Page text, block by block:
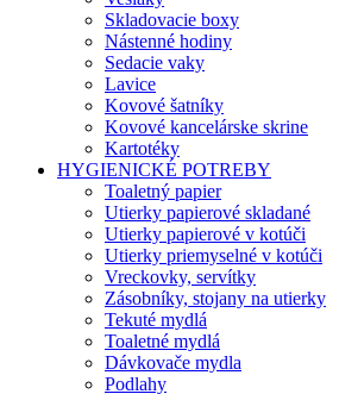
Skladovacie boxy
Nástenné hodiny
Sedacie vaky
Lavice
Kovové šatníky
Kovové kancelárske skrine
Kartotéky
HYGIENICKÉ POTREBY
Toaletný papier
Utierky papierové skladané
Utierky papierové v kotúči
Utierky priemyselné v kotúči
Vreckovky, servítky
Zásobníky, stojany na utierky
Tekuté mydlá
Toaletné mydlá
Dávkovače mydla
Podlahy